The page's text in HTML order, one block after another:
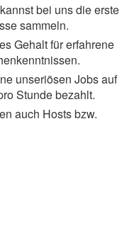
bei uns die erste
sammeln.
Gehalt für erfahrene
unseriösen Jobs auf
Stunde bezahlt.
auch Hosts bzw.